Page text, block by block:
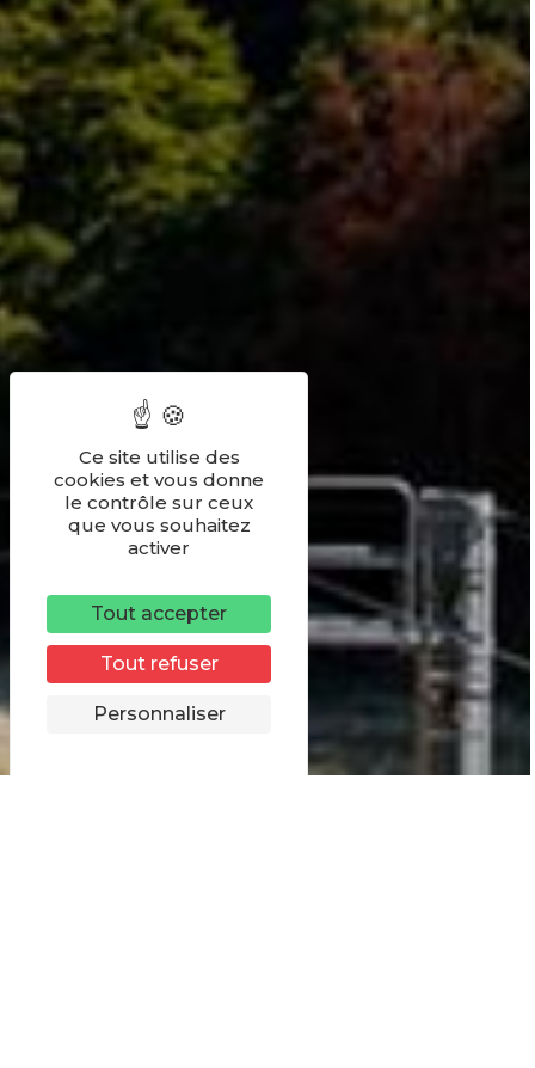
Ce site utilise des
cookies et vous donne
le contrôle sur ceux
que vous souhaitez
activer
Tout accepter
Tout refuser
Personnaliser